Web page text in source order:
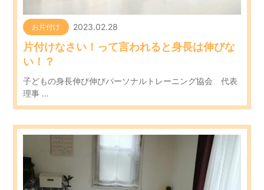
お片付け 2023.02.28
片付けなさい！って言われると身長は伸びな
い！？
子どもの身長伸び伸びパーソナルトレーニング協会 代表
理事 …